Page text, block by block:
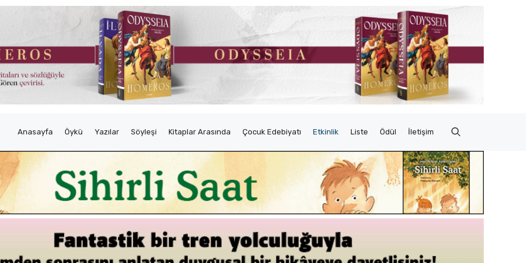
Anasayfa Öykü Yazılar Söyleşi Kitaplar Arasında Çocuk Edebiyatı Etkinlik Liste Ödül İletişim